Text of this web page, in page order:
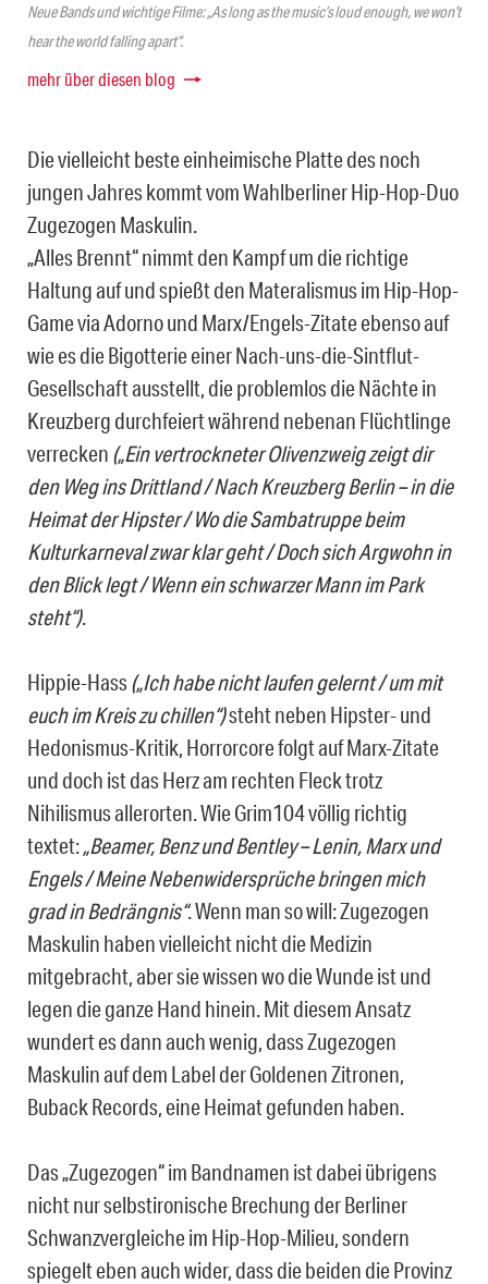
Neue Bands und wichtige Filme: „As long as the music’s loud enough, we won’t
hear the world falling apart“.
mehr über diesen blog
Die vielleicht beste einheimische Platte des noch
jungen Jahres kommt vom Wahlberliner Hip-Hop-Duo
Zugezogen Maskulin.
„Alles Brennt“ nimmt den Kampf um die richtige
Haltung auf und spießt den Materalismus im Hip-Hop-
Game via Adorno und Marx/Engels-Zitate ebenso auf
wie es die Bigotterie einer Nach-uns-die-Sintflut-
Gesellschaft ausstellt, die problemlos die Nächte in
Kreuzberg durchfeiert während nebenan Flüchtlinge
verrecken („Ein vertrockneter Olivenzweig zeigt dir
den Weg ins Drittland / Nach Kreuzberg Berlin – in die
Heimat der Hipster / Wo die Sambatruppe beim
Kulturkarneval zwar klar geht / Doch sich Argwohn in
den Blick legt / Wenn ein schwarzer Mann im Park
steht“).
Hippie-Hass(„Ich habe nicht laufen gelernt / um mit
euch im Kreis zu chillen“)steht neben Hipster- und
Hedonismus-Kritik, Horrorcore folgt auf Marx-Zitate
und doch ist das Herz am rechten Fleck trotz
Nihilismus allerorten. Wie Grim104 völlig richtig
textet:„Beamer, Benz und Bentley – Lenin, Marx und
Engels / Meine Nebenwidersprüche bringen mich
grad in Bedrängnis“. Wenn man so will: Zugezogen
Maskulin haben vielleicht nicht die Medizin
mitgebracht, aber sie wissen wo die Wunde ist und
legen die ganze Hand hinein. Mit diesem Ansatz
wundert es dann auch wenig, dass Zugezogen
Maskulin auf dem Label der Goldenen Zitronen,
Buback Records, eine Heimat gefunden haben.
Das „Zugezogen“ im Bandnamen ist dabei übrigens
nicht nur selbstironische Brechung der Berliner
Schwanzvergleiche im Hip-Hop-Milieu, sondern
spiegelt eben auch wider, dass die beiden die Provinz